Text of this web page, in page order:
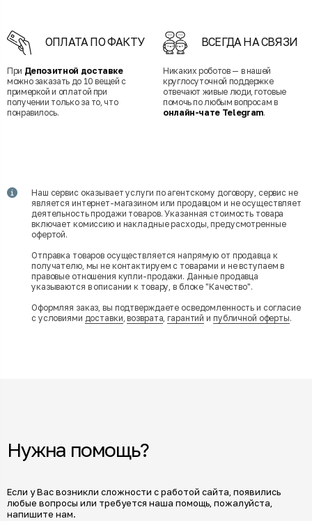
ОПЛАТА ПО ФАКТУ
При Депозитной доставке
можно заказать до 10 вещей с
примеркой и оплатой при
получении только за то, что
понравилось.
ВСЕГДА НА СВЯЗИ
Никаких роботов — в нашей
круглосуточной поддержке
отвечают живые люди, готовые
помочь по любым вопросам в
онлайн-чате Telegram.
Наш сервис оказывает услуги по агентскому договору, сервис не
является интернет-магазином или продавцом и не осуществляет
деятельность продажи товаров. Указанная стоимость товара
включает комиссию и накладные расходы, предусмотренные
офертой.
Отправка товаров осуществляется напрямую от продавца к
получателю, мы не контактируем с товарами и не вступаем в
правовые отношения купли-продажи. Данные продавца
указываются в описании к товару, в блоке "Качество".
Оформляя заказ, вы подтверждаете осведомленность и согласие
с условиями доставки,возврата,гарантий и публичной оферты.
Нужна помощь?
Если у Вас возникли сложности с работой сайта, появились
любые вопросы или требуется наша помощь, пожалуйста,
напишите нам.